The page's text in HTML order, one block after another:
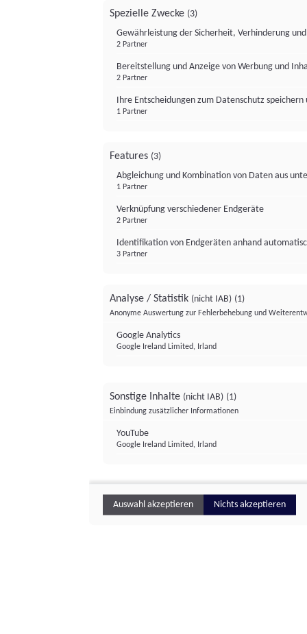
Spezielle Zwecke (3)
Gewährleistung der Sicherheit, Verhinderung
2 Partner
Bereitstellung und Anzeige von Werbung und
2 Partner
Ihre Entscheidungen zum Datenschutz
1 Partner
Features (3)
Abgleichung und Kombination von Daten aus
1 Partner
Verknüpfung verschiedener Endgeräte
2 Partner
Identifikation von Endgeräten anhand
3 Partner
Analyse / Statistik (nicht IAB) (1)
Anonyme Auswertung zur Fehlerbehebung und
Google Analytics
Google Ireland Limited, Irland
Sonstige Inhalte (nicht IAB) (1)
Einbindung zusätzlicher Informationen
YouTube
Google Ireland Limited, Irland
Auswahl akzeptieren Nichts akzeptieren